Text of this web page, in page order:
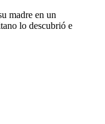
madre en un
lo descubrió e